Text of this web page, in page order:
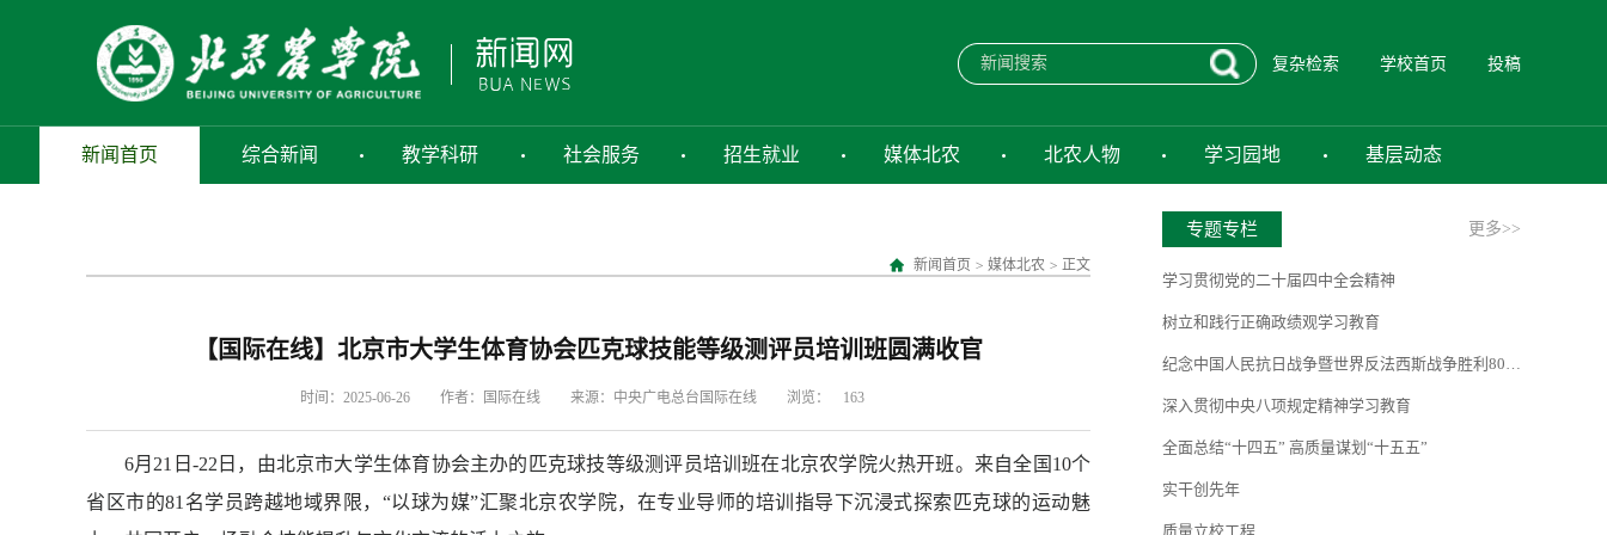
复杂检索 学校首页 投稿
新闻首页 综合新闻 教学科研 社会服务 招生就业 媒体北农 北农人物 学习园地 基层动态
新闻首页 > 媒体北农 > 正文
【国际在线】北京市大学生体育协会匹克球技能等级测评员培训班圆满收官
时间：2025-06-26 作者：国际在线 来源：中央广电总台国际在线 浏览： 163
6月21日-22日，由北京市大学生体育协会主办的匹克球技等级测评员培训班在北京农学院火热开班。来自全国10个
省区市的81名学员跨越地域界限，“以球为媒”汇聚北京农学院，在专业导师的培训指导下沉浸式探索匹克球的运动魅
专题专栏 更多>>
学习贯彻党的二十届四中全会精神
树立和践行正确政绩观学习教育
纪念中国人民抗日战争暨世界反法西斯战争胜利80周年
深入贯彻中央八项规定精神学习教育
全面总结“十四五” 高质量谋划“十五五”
实干创先年
质量立校工程